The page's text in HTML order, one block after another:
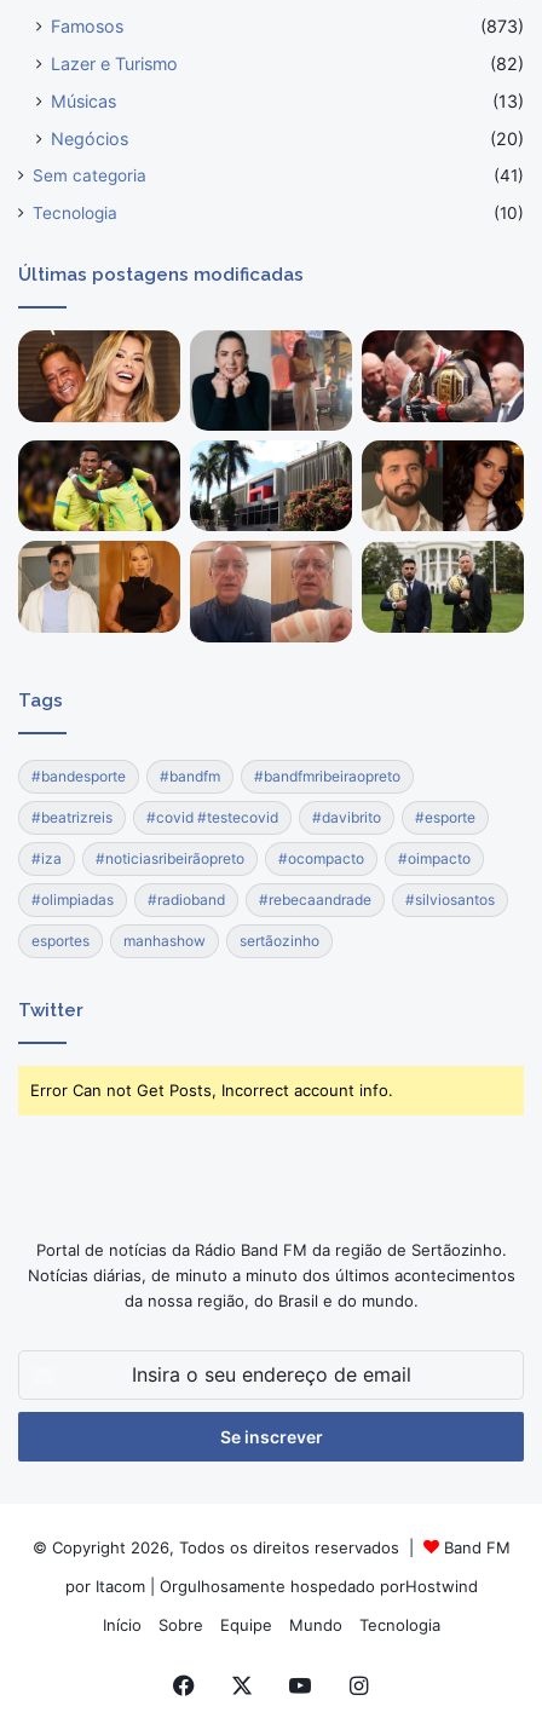
Famosos
(873)
Lazer e Turismo
(82)
Músicas
(13)
Negócios
(20)
Sem categoria
(41)
Tecnologia
(10)
Últimas postagens modificadas
Tags
#bandesporte #bandfm #bandfmribeiraopreto
#beatrizreis #covid #testecovid #davibrito #esporte
#iza #noticiasribeirãopreto #ocompacto #oimpacto
#olimpiadas #radioband #rebecaandrade #silviosantos
esportes manhashow sertãozinho
Twitter
Error Can not Get Posts, Incorrect account info.
Portal de notícias da Rádio Band FM da região de Sertãozinho.
Notícias diárias, de minuto a minuto dos últimos acontecimentos
da nossa região, do Brasil e do mundo.
seu
de
© Copyright 2026, Todos os direitos reservados |
Band FM
por Itacom| Orgulhosamente hospedado porHostwind
Início
Sobre Equipe Mundo Tecnologia
Facebook YouTubeInstagram